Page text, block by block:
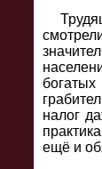
налог
ещё и